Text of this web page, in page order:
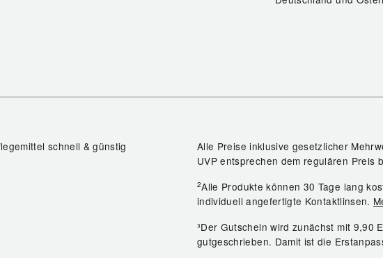
schnell & günstig Alle Preise inklusive gesetzlicher
UVP entsprechen dem regulären Preis
2Alle Produkte können 30 Tage lang
individuell angefertigte Kontaktlinsen.
³Der Gutschein wird zunächst mit 9,90
gutgeschrieben. Damit ist die